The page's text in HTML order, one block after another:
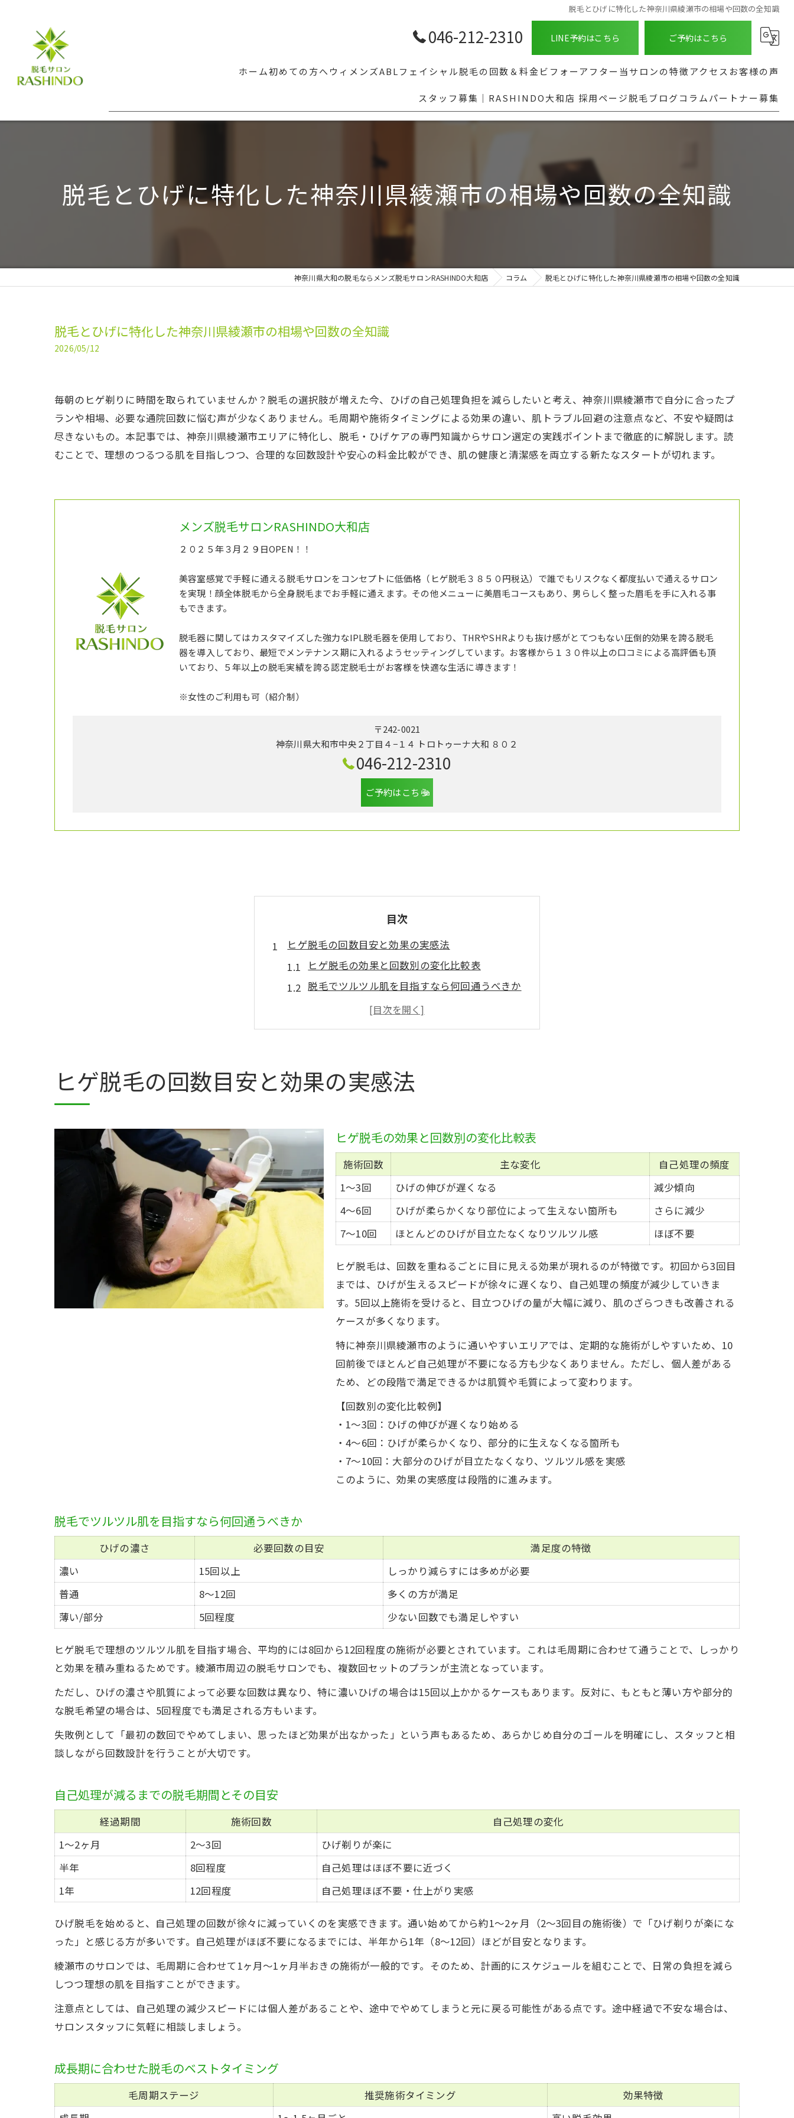
脱毛とひげに特化した神奈川県綾瀬市の相場や回数の全知識
046-212-2310 LINE予約はこちら ご予約はこちら
ホーム初めての方へ
【学割10%OFF】学生メンズ脱毛｜体育・部活前のムダ毛対策ならRASHINDO大和店
眉毛スタイリング
ウィメンズABLフェイシャル脱毛の回数＆料金
人気脱毛部位5種
ビフォーアフター 当サロンの特徴
髭
全身
アクセス お客様の声
よくある質問
スタッフ募集｜RASHINDO大和店 採用ページ脱毛ブログコラムパートナー募集
脱毛とひげに特化した神奈川県綾瀬市の相場や回数の全知識
神奈川県大和の脱毛ならメンズ脱毛サロンRASHINDO大和店 コラム 脱毛とひげに特化した神奈川県綾瀬市の相場や回数の全知識
脱毛とひげに特化した神奈川県綾瀬市の相場や回数の全知識
2026/05/12
毎朝のヒゲ剃りに時間を取られていませんか？脱毛の選択肢が増えた今、ひげの自己処理負担を減らしたいと考え、神奈川県綾瀬市で自分に合ったプ
ランや相場、必要な通院回数に悩む声が少なくありません。毛周期や施術タイミングによる効果の違い、肌トラブル回避の注意点など、不安や疑問は
尽きないもの。本記事では、神奈川県綾瀬市エリアに特化し、脱毛・ひげケアの専門知識からサロン選定の実践ポイントまで徹底的に解説します。読
むことで、理想のつるつる肌を目指しつつ、合理的な回数設計や安心の料金比較ができ、肌の健康と清潔感を両立する新たなスタートが切れます。
メンズ脱毛サロンRASHINDO大和店
２０２５年３月２９日OPEN！！
美容室感覚で手軽に通える脱毛サロンをコンセプトに低価格（ヒゲ脱毛３８５０円税込）で誰でもリスクなく都度払いで通えるサロン
を実現！顔全体脱毛から全身脱毛までお手軽に通えます。その他メニューに美眉毛コースもあり、男らしく整った眉毛を手に入れる事
もできます。
脱毛器に関してはカスタマイズした強力なIPL脱毛器を使用しており、THRやSHRよりも抜け感がとてつもない圧倒的効果を誇る脱毛
器を導入しており、最短でメンテナンス期に入れるようセッティングしています。お客様から１３０件以上の口コミによる高評価も頂
いており、５年以上の脱毛実績を誇る認定脱毛士がお客様を快適な生活に導きます！
※女性のご利用も可（紹介制）
〒242-0021
神奈川県大和市中央２丁目４−１４ トロトゥーナ大和 ８０２
046-212-2310
ご予約はこちら
目次
ヒゲ脱毛の回数目安と効果の実感法
ヒゲ脱毛の効果と回数別の変化比較表
脱毛でツルツル肌を目指すなら何回通うべきか
自己処理が減るまでの脱毛期間とその目安
成長期に合わせた脱毛のベストタイミング
神奈川県綾瀬市で脱毛を検討するなら
綾瀬市で選べる脱毛施術タイプ比較表
綾瀬市周辺で脱毛を検討する際のポイント
大和市や海老名との脱毛サービス比較
綾瀬市で脱毛相談する際のチェックリスト
自己処理が減る脱毛の選び方を解説
自己処理不要を目指す脱毛プラン一覧
脱毛で自己処理が楽になるまでの流れ
ヒゲ脱毛を選ぶなら重視すべきポイント
比較で分かる脱毛効果の違いと選択基準
ヒゲ脱毛後の注意点と日常ケアのコツ
脱毛後の肌トラブル予防ケア早見表
ヒゲ脱毛直後の性行為は何日空けるべきか
日常生活で気をつけたい脱毛後のポイント
脱毛後の赤みやかゆみ対策の実践方法
自己処理を控えるべき脱毛直後の過ごし方
脱毛プラン選定と料金相場のポイント
神奈川県綾瀬市の脱毛料金相場比較表
脱毛プラン選びで後悔しないための基準
脱毛のオプション費用も含めた相場把握
理想のツルツル肌へ導く実践的アドバイス
脱毛で理想の肌を叶えるための実践ステップ表
ツルツル肌を維持する脱毛後の習慣術
綾瀬市で継続しやすい脱毛スケジュール例
自己処理卒業までの期間を短縮するコツ
脱毛効果を最大化する日常ケアの秘訣
ヒゲ脱毛の回数目安と効果の実感法
ヒゲ脱毛の効果と回数別の変化比較表
施術回数 主な変化
自己処理の頻度
1〜3回
ひげの伸びが遅くなる
減少傾向
4〜6回
ひげが柔らかくなり部位によって生えない箇所も
さらに減少
7〜10回
ほとんどのひげが目立たなくなりツルツル感 ほぼ不要
ヒゲ脱毛は、回数を重ねるごとに目に見える効果が現れるのが特徴です。初回から3回目
までは、ひげが生えるスピードが徐々に遅くなり、自己処理の頻度が減少していきま
す。5回以上施術を受けると、目立つひげの量が大幅に減り、肌のざらつきも改善される
ケースが多くなります。
特に神奈川県綾瀬市のように通いやすいエリアでは、定期的な施術がしやすいため、10
回前後でほとんど自己処理が不要になる方も少なくありません。ただし、個人差がある
ため、どの段階で満足できるかは肌質や毛質によって変わります。
【回数別の変化比較例】
・1〜3回：ひげの伸びが遅くなり始める
・4〜6回：ひげが柔らかくなり、部分的に生えなくなる箇所も
・7〜10回：大部分のひげが目立たなくなり、ツルツル感を実感
このように、効果の実感度は段階的に進みます。
脱毛でツルツル肌を目指すなら何回通うべきか
ひげの濃さ 必要回数の目安
満足度の特徴
濃い
15回以上
しっかり減らすには多めが必要
普通
8〜12回
多くの方が満足
薄い/部分
5回程度 少ない回数でも満足しやすい
ヒゲ脱毛で理想のツルツル肌を目指す場合、平均的には8回から12回程度の施術が必要とされています。これは毛周期に合わせて通うことで、しっかり
と効果を積み重ねるためです。綾瀬市周辺の脱毛サロンでも、複数回セットのプランが主流となっています。
ただし、ひげの濃さや肌質によって必要な回数は異なり、特に濃いひげの場合は15回以上かかるケースもあります。反対に、もともと薄い方や部分的
な脱毛希望の場合は、5回程度でも満足される方もいます。
失敗例として「最初の数回でやめてしまい、思ったほど効果が出なかった」という声もあるため、あらかじめ自分のゴールを明確にし、スタッフと相
談しながら回数設計を行うことが大切です。
自己処理が減るまでの脱毛期間とその目安
経過期間 施術回数
自己処理の変化
1〜2ヶ月
2〜3回
ひげ剃りが楽に
半年
8回程度
自己処理はほぼ不要に近づく
1年
12回程度 自己処理ほぼ不要・仕上がり実感
ひげ脱毛を始めると、自己処理の回数が徐々に減っていくのを実感できます。通い始めてから約1〜2ヶ月（2〜3回目の施術後）で「ひげ剃りが楽にな
った」と感じる方が多いです。自己処理がほぼ不要になるまでには、半年から1年（8〜12回）ほどが目安となります。
綾瀬市のサロンでは、毛周期に合わせて1ヶ月〜1ヶ月半おきの施術が一般的です。そのため、計画的にスケジュールを組むことで、日常の負担を減ら
しつつ理想の肌を目指すことができます。
注意点としては、自己処理の減少スピードには個人差があることや、途中でやめてしまうと元に戻る可能性がある点です。途中経過で不安な場合は、
サロンスタッフに気軽に相談しましょう。
成長期に合わせた脱毛のベストタイミング
毛周期ステージ 推奨施術タイミング
効果特徴
ご予約はこちら
ご予約はこちら